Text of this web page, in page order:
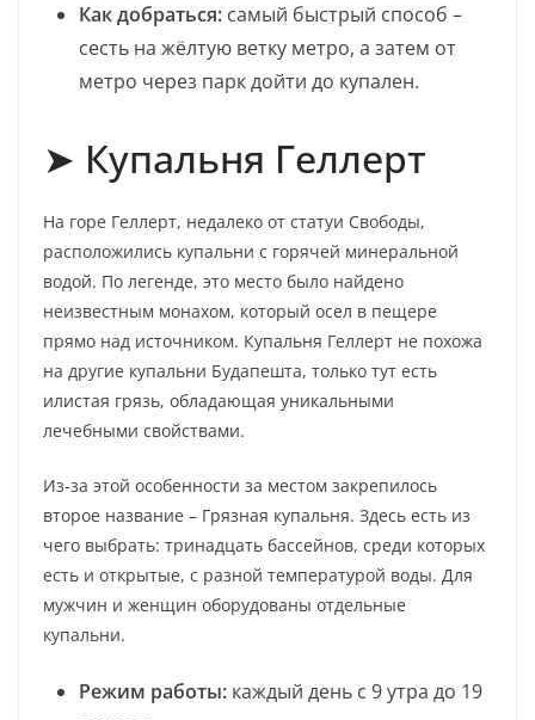
Как добраться: самый быстрый способ –
сесть на жёлтую ветку метро, а затем от
метро через парк дойти до купален.
➤ Купальня Геллерт
На горе Геллерт, недалеко от статуи Свободы,
расположились купальни с горячей минеральной
водой. По легенде, это место было найдено
неизвестным монахом, который осел в пещере
прямо над источником. Купальня Геллерт не похожа
на другие купальни Будапешта, только тут есть
илистая грязь, обладающая уникальными
лечебными свойствами.
Из-за этой особенности за местом закрепилось
второе название – Грязная купальня. Здесь есть из
чего выбрать: тринадцать бассейнов, среди которых
есть и открытые, с разной температурой воды. Для
мужчин и женщин оборудованы отдельные
купальни.
Режим работы: каждый день с 9 утра до 19